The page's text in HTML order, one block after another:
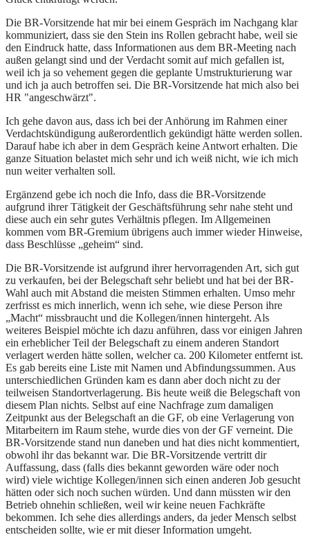
Die BR-Vorsitzende hat mir bei einem Gespräch im Nachgang klar
kommuniziert, dass sie den Stein ins Rollen gebracht habe, weil sie
den Eindruck hatte, dass Informationen aus dem BR-Meeting nach
außen gelangt sind und der Verdacht somit auf mich gefallen ist,
weil ich ja so vehement gegen die geplante Umstrukturierung war
und ich ja auch betroffen sei. Die BR-Vorsitzende hat mich also bei
HR "angeschwärzt".
Ich gehe davon aus, dass ich bei der Anhörung im Rahmen einer
Verdachtskündigung außerordentlich gekündigt hätte werden sollen.
Darauf habe ich aber in dem Gespräch keine Antwort erhalten. Die
ganze Situation belastet mich sehr und ich weiß nicht, wie ich mich
nun weiter verhalten soll.
Ergänzend gebe ich noch die Info, dass die BR-Vorsitzende
aufgrund ihrer Tätigkeit der Geschäftsführung sehr nahe steht und
diese auch ein sehr gutes Verhältnis pflegen. Im Allgemeinen
kommen vom BR-Gremium übrigens auch immer wieder Hinweise,
dass Beschlüsse „geheim“ sind.
Die BR-Vorsitzende ist aufgrund ihrer hervorragenden Art, sich gut
zu verkaufen, bei der Belegschaft sehr beliebt und hat bei der BR-
Wahl auch mit Abstand die meisten Stimmen erhalten. Umso mehr
zerfrisst es mich innerlich, wenn ich sehe, wie diese Person ihre
„Macht“ missbraucht und die Kollegen/innen hintergeht. Als
weiteres Beispiel möchte ich dazu anführen, dass vor einigen Jahren
ein erheblicher Teil der Belegschaft zu einem anderen Standort
verlagert werden hätte sollen, welcher ca. 200 Kilometer entfernt ist.
Es gab bereits eine Liste mit Namen und Abfindungssummen. Aus
unterschiedlichen Gründen kam es dann aber doch nicht zu der
teilweisen Standortverlagerung. Bis heute weiß die Belegschaft von
diesem Plan nichts. Selbst auf eine Nachfrage zum damaligen
Zeitpunkt aus der Belegschaft an die GF, ob eine Verlagerung von
Mitarbeitern im Raum stehe, wurde dies von der GF verneint. Die
BR-Vorsitzende stand nun daneben und hat dies nicht kommentiert,
obwohl ihr das bekannt war. Die BR-Vorsitzende vertritt dir
Auffassung, dass (falls dies bekannt geworden wäre oder noch
wird) viele wichtige Kollegen/innen sich einen anderen Job gesucht
hätten oder sich noch suchen würden. Und dann müssten wir den
Betrieb ohnehin schließen, weil wir keine neuen Fachkräfte
bekommen. Ich sehe dies allerdings anders, da jeder Mensch selbst
entscheiden sollte, wie er mit dieser Information umgeht.